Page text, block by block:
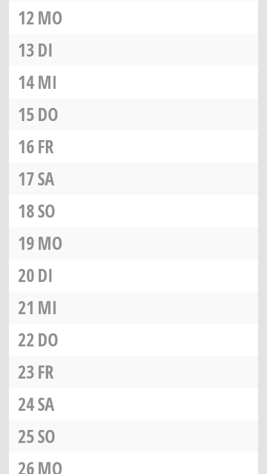
12MO
13DI
14MI
15DO
16FR
17SA
18SO
19MO
20DI
21 MI
22DO
23FR
24SA
25SO
26MO